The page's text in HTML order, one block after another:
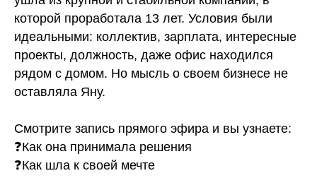
которой проработала 13 лет. Условия были
идеальными: коллектив, зарплата, интересные
проекты, должность, даже офис находился
рядом с домом. Но мысль о своем бизнесе не
оставляла Яну.
Смотрите запись прямого эфира и вы узнаете:
❓Как она принимала решения
❓Как шла к своей мечте